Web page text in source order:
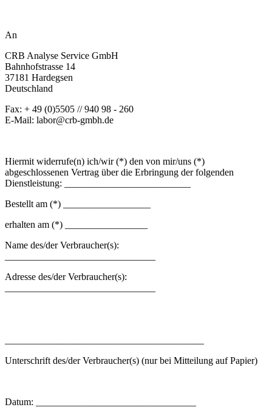
An
CRB Analyse Service GmbH
Bahnhofstrasse 14
37181 Hardegsen
Deutschland
Fax: + 49 (0)5505 // 940 98 - 260
E-Mail: labor@crb-gmbh.de
Hiermit widerrufe(n) ich/wir (*) den von mir/uns (*)
abgeschlossenen Vertrag über die Erbringung der folgenden
Dienstleistung: __________________________
Bestellt am (*) __________________
erhalten am (*) _________________
Name des/der Verbraucher(s):
Adresse des/der Verbraucher(s):
Unterschrift des/der Verbraucher(s) (nur bei Mitteilung auf Papier)
Datum: _________________________________